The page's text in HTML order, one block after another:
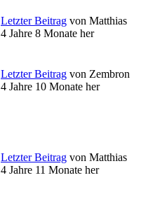
Letzter Beitrag von Matthias
4 Jahre 8 Monate her
Letzter Beitrag von Zembron
4 Jahre 10 Monate her
Letzter Beitrag von Matthias
4 Jahre 11 Monate her